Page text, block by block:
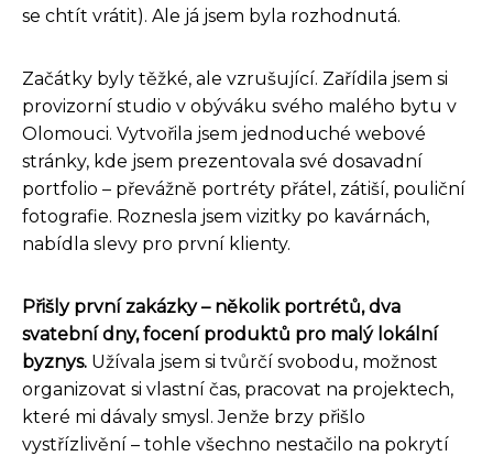
se chtít vrátit). Ale já jsem byla rozhodnutá.
Začátky byly těžké, ale vzrušující. Zařídila jsem si
provizorní studio v obýváku svého malého bytu v
Olomouci. Vytvořila jsem jednoduché webové
stránky, kde jsem prezentovala své dosavadní
portfolio – převážně portréty přátel, zátiší, pouliční
fotografie. Roznesla jsem vizitky po kavárnách,
nabídla slevy pro první klienty.
Přišly první zakázky – několik portrétů, dva
svatební dny, focení produktů pro malý lokální
byznys. Užívala jsem si tvůrčí svobodu, možnost
organizovat si vlastní čas, pracovat na projektech,
které mi dávaly smysl. Jenže brzy přišlo
vystřízlivění – tohle všechno nestačilo na pokrytí